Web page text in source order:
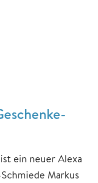
ein neuer Alexa
Markus